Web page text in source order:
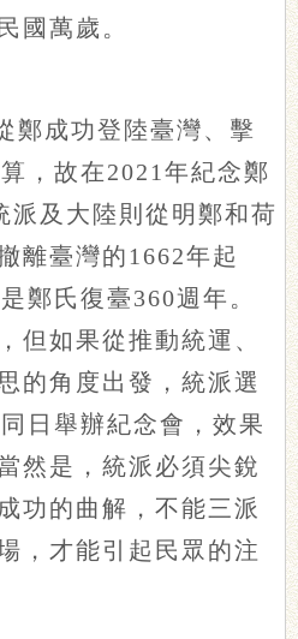
國萬歲。
鄭成功登陸臺灣、擊
，故在2021年紀念鄭
派及大陸則從明鄭和荷
離臺灣的1662年起
鄭氏復臺360週年。
但如果從推動統運、
的角度出發，統派選
日舉辦紀念會，效果
然是，統派必須尖銳
功的曲解，不能三派
，才能引起民眾的注